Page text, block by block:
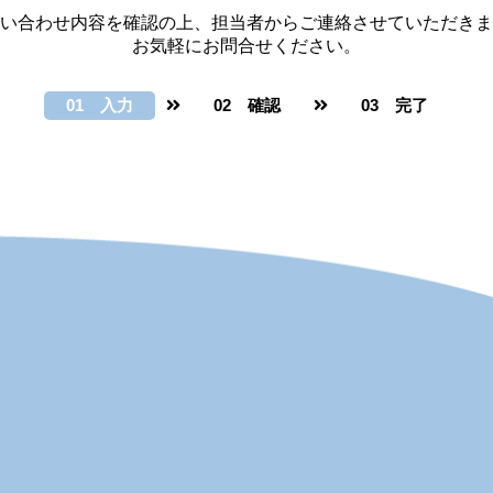
合わせ内容を確認の上、 担当者からご連絡させていただき
お気軽にお問合せください。
01 入力 02 確認 03 完了